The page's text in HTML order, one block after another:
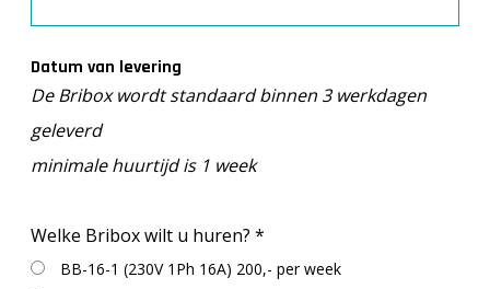
Datum van levering
De Bribox wordt standaard binnen 3 werkdagen
geleverd
minimale huurtijd is 1 week
Welke Bribox wilt u huren? *
BB-16-1 (230V 1Ph 16A) 200,- per week